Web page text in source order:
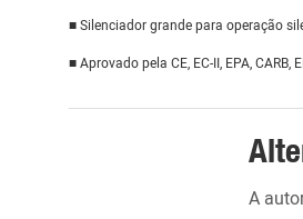
■ Silenciador grande para operação
■ Aprovado pela CE, EC-II, EPA, CARB,
A